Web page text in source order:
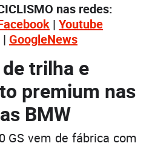
nas redes:
| Youtube
| GoogleNews
trilha e
premium nas
BMW
GS vem de fábrica com